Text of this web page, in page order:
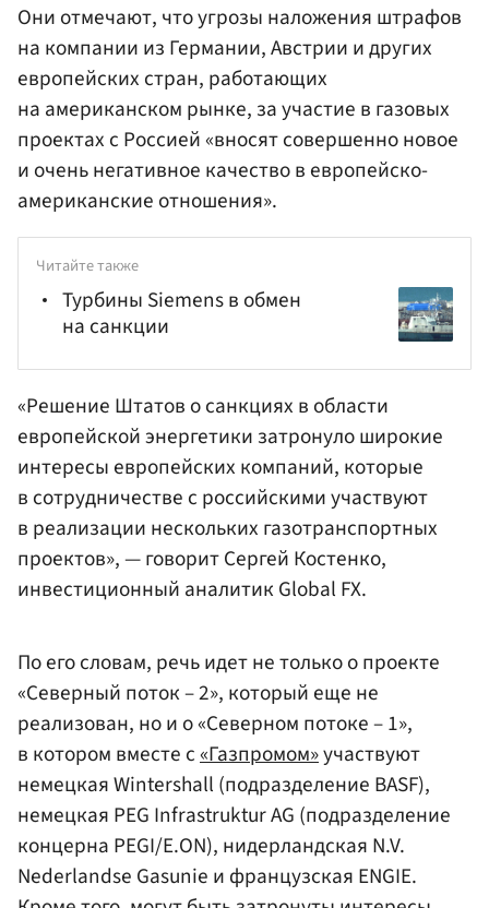
Они отмечают, что угрозы наложения штрафов
на компании из Германии, Австрии и других
европейских стран, работающих
на американском рынке, за участие в газовых
проектах с Россией «вносят совершенно новое
и очень негативное качество в европейско-
американские отношения».
Читайте также
Турбины Siemens в обмен
на санкции
«Решение Штатов о санкциях в области
европейской энергетики затронуло широкие
интересы европейских компаний, которые
в сотрудничестве с российскими участвуют
в реализации нескольких газотранспортных
проектов», — говоритСергей Костенко,
инвестиционный аналитик Global FX.
По его словам, речь идет не только о проекте
«Северный поток – 2», который еще не
реализован, но и о «Северном потоке – 1»,
в котором вместе с«Газпромом»участвуют
немецкая Wintershall (подразделение BASF),
немецкая PEG Infrastruktur AG (подразделение
концерна PEGI/E.ON), нидерландская N.V.
Nederlandse Gasunie и французская ENGIE.